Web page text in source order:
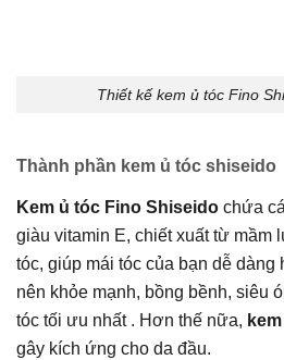
Thiết kế kem ủ tóc Fino
Thành phần kem ủ tóc shiseido
Kem ủ tóc Fino Shiseido chứa
giàu vitamin E, chiết xuất từ mầm
tóc, giúp mái tóc của bạn dễ
nên khỏe mạnh, bồng bềnh, siêu
tóc tối ưu nhất . Hơn thế nữa,
gây kích ứng cho da đầu.